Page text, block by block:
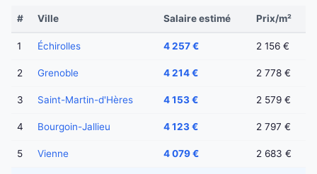
# Ville Salaire estimé Prix/m²
1 Échirolles 4 257 € 2 156 €
2 Grenoble 4 214 € 2 778 €
3 Saint-Martin-d'Hères 4 153 € 2 579 €
4 Bourgoin-Jallieu 4 123 € 2 797 €
5 Vienne 4 079 € 2 683 €